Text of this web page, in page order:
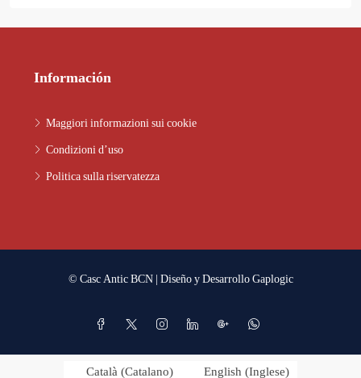
Información
Maggiori informazioni sui cookie
Condizioni d’uso
Politica sulla riservatezza
© Casc Antic BCN | Diseño y DesarrolloGaplogic
Català (Catalano) English (Inglese)